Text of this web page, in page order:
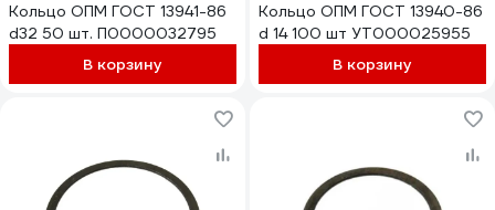
Кольцо ОПМ ГОСТ 13941-86
d32 50 шт. П0000032795
В корзину
Кольцо ОПМ ГОСТ 13940-86
d 14 100 шт УТ000025955
В корзину